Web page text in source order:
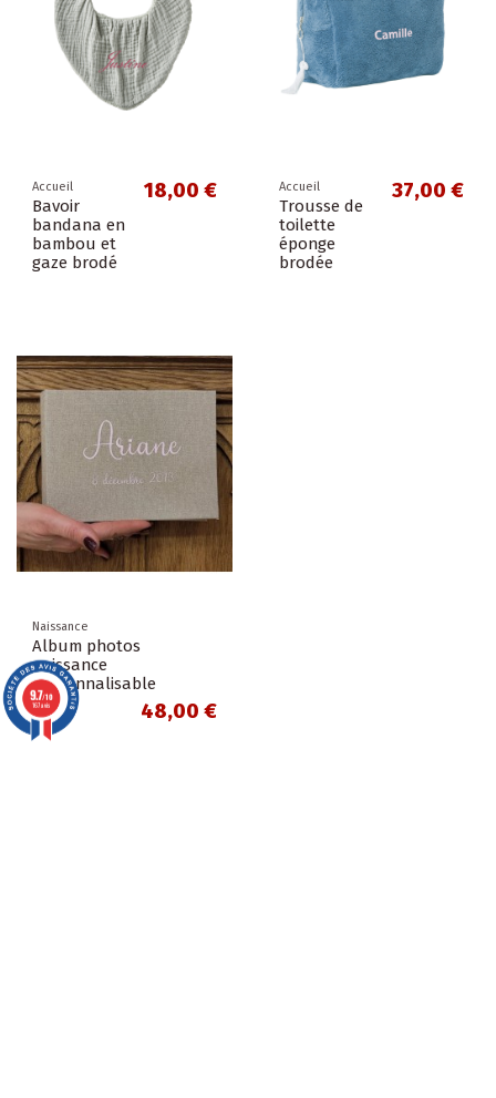
Accueil
Bavoir
bandana en
bambou et
gaze brodé
18,00 € Accueil
Trousse de
toilette
éponge
brodée
37,00 €
Naissance
Album photos
naissance
personnalisable
48,00 €
9.7/10
167 avis